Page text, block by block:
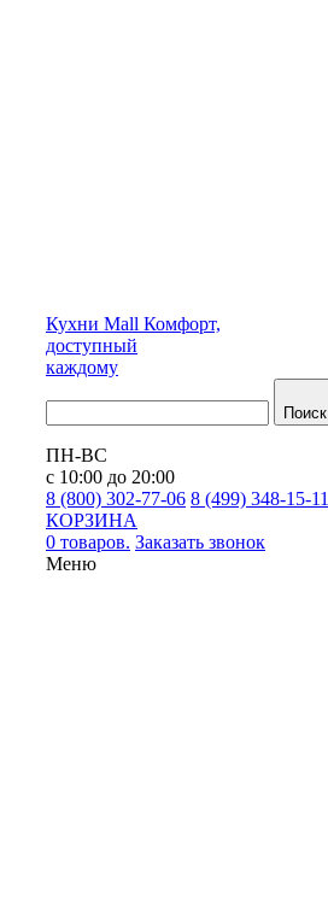
Кухни Mall Комфорт,
доступный
каждому
Поиск
ПН-ВС
с 10:00 до 20:00
8 (800) 302-77-06 8 (499) 348-15-11
КОРЗИНА
0 товаров. Заказать звонок
Меню